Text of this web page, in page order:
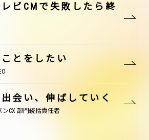
ビCMで失敗したら終
とをしたい
会い、伸ばしていく
CX 部門統括責任者